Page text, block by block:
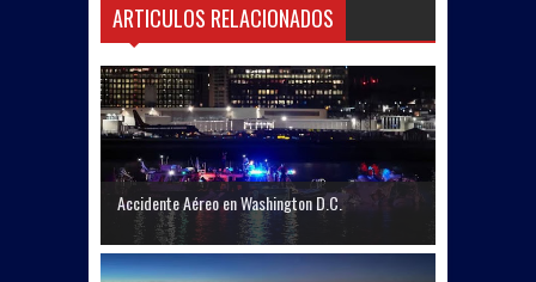
ARTICULOS RELACIONADOS
Accidente Aéreo en Washington D.C.